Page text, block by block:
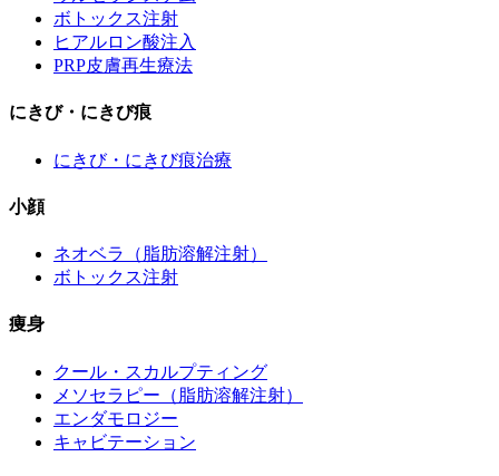
ボトックス注射
ヒアルロン酸注入
PRP皮膚再生療法
にきび・にきび痕
にきび・にきび痕治療
小顔
ネオベラ（脂肪溶解注射）
ボトックス注射
痩身
クール・スカルプティング
メソセラピー（脂肪溶解注射）
エンダモロジー
キャビテーション